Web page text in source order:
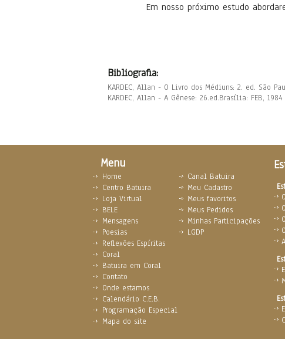
Em nosso próximo estudo
Bibliografia:
KARDEC, Allan - O Livro dos Médiuns: 2. ed. São
KARDEC, Allan - A Gênese: 26.ed.Brasília: FEB,
Menu
Home
Centro Batuira
Loja Virtual
BELE
Mensagens
Poesias
Reflexões Espíritas
Coral
Batuira em Coral
Contato
Onde estamos
Calendário C.E.B.
Programação Especial
Mapa do site
Canal Batuira
Meu Cadastro
Meus favoritos
Meus Pedidos
Minhas Participações
LGDP